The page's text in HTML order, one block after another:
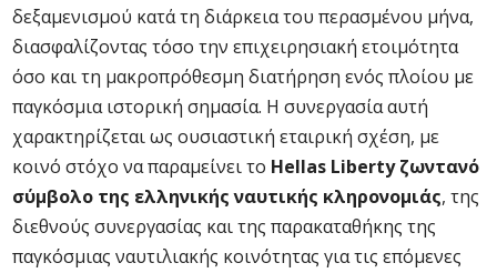
δεξαμενισμού κατά τη διάρκεια του περασμένου μήνα,
διασφαλίζοντας τόσο την επιχειρησιακή ετοιμότητα
όσο και τη μακροπρόθεσμη διατήρηση ενός πλοίου με
παγκόσμια ιστορική σημασία. Η συνεργασία αυτή
χαρακτηρίζεται ως ουσιαστική εταιρική σχέση, με
κοινό στόχο να παραμείνει το Hellas Liberty ζωντανό
σύμβολο της ελληνικής ναυτικής κληρονομιάς, της
διεθνούς συνεργασίας και της παρακαταθήκης της
παγκόσμιας ναυτιλιακής κοινότητας για τις επόμενες